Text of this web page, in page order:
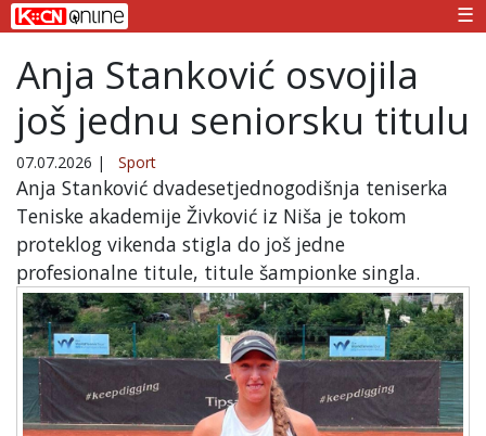
☰
Anja Stanković osvojila
još jednu seniorsku titulu
07.07.2026 | Sport
Anja Stanković dvadesetjednogodišnja teniserka
Teniske akademije Živković iz Niša je tokom
proteklog vikenda stigla do još jedne
profesionalne titule, titule šampionke singla.